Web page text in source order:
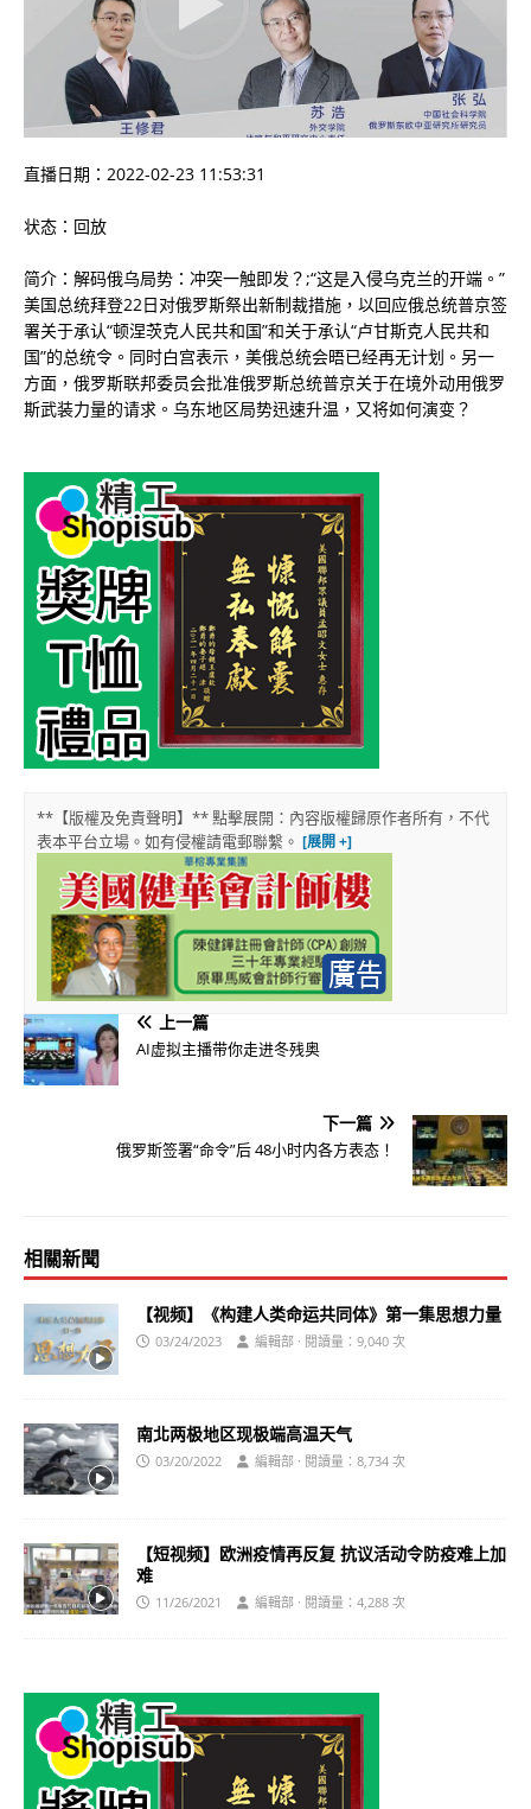
直播日期：2022-02-23 11:53:31
状态：回放
简介：解码俄乌局势：冲突一触即发？;“这是入侵乌克兰的开端。”
美国总统拜登22日对俄罗斯祭出新制裁措施，以回应俄总统普京签
署关于承认“顿涅茨克人民共和国”和关于承认“卢甘斯克人民共和
国”的总统令。同时白宫表示，美俄总统会晤已经再无计划。另一
方面，俄罗斯联邦委员会批准俄罗斯总统普京关于在境外动用俄罗
斯武装力量的请求。乌东地区局势迅速升温，又将如何演变？
**【版權及免責聲明】** 點擊展開：內容版權歸原作者所有，不代
表本平台立場。如有侵權請電郵聯繫。
上一篇
AI虚拟主播带你走进冬残奥
下一篇
俄罗斯签署“命令”后 48小时内各方表态！
相關新聞
【视频】《构建人类命运共同体》第一集思想力量
03/24/2023 編輯部 · 閱讀量：9,040 次
南北两极地区现极端高温天气
03/20/2022 編輯部 · 閱讀量：8,734 次
【短视频】欧洲疫情再反复 抗议活动令防疫难上加
难
11/26/2021 編輯部 · 閱讀量：4,288 次